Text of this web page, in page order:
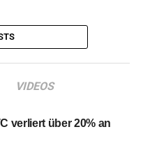
VIDEOS
verliert über 20% an